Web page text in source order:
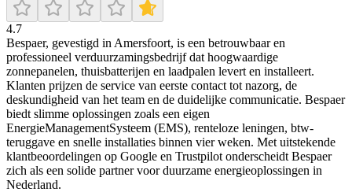
4.7
Bespaer, gevestigd in Amersfoort, is een betrouwbaar en
professioneel verduurzamingsbedrijf dat hoogwaardige
zonnepanelen, thuisbatterijen en laadpalen levert en installeert.
Klanten prijzen de service van eerste contact tot nazorg, de
deskundigheid van het team en de duidelijke communicatie. Bespaer
biedt slimme oplossingen zoals een eigen
EnergieManagementSysteem (EMS), renteloze leningen, btw-
teruggave en snelle installaties binnen vier weken. Met uitstekende
klantbeoordelingen op Google en Trustpilot onderscheidt Bespaer
zich als een solide partner voor duurzame energieoplossingen in
Nederland.